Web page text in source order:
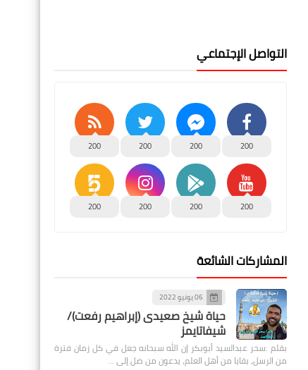
التواصل الإجتماعي
200
200
200
200
200
200
200
200
المشاركات الشائعة
06 يونيو 2022
حياة شيخ صعيدى (إبراهيم رفعت)/
شيفاتايمز
بقلم :سحر عبدالسيد أبوبكر إن الله سبحانه جعل في كل زمان فترة
من الرسل، بقايا من أهل العلم، يدعون من ضل إلى …